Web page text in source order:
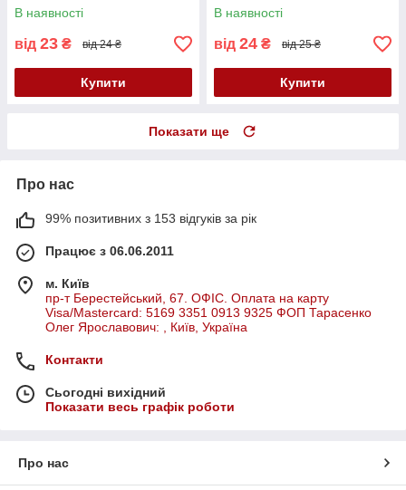
В наявності
від 23 ₴ від 24 ₴
Купити
В наявності
від 24 ₴ від 25 ₴
Купити
Показати ще
Про нас
99% позитивних з 153 відгуків за рік
Працює з 06.06.2011
м. Київ
пр-т Берестейський, 67. ОФІС. Оплата на карту
Visa/Mastercard: 5169 3351 0913 9325 ФОП Тарасенко
Олег Ярославович: , Київ, Україна
Контакти
Сьогодні вихідний
Показати весь графік роботи
Про нас